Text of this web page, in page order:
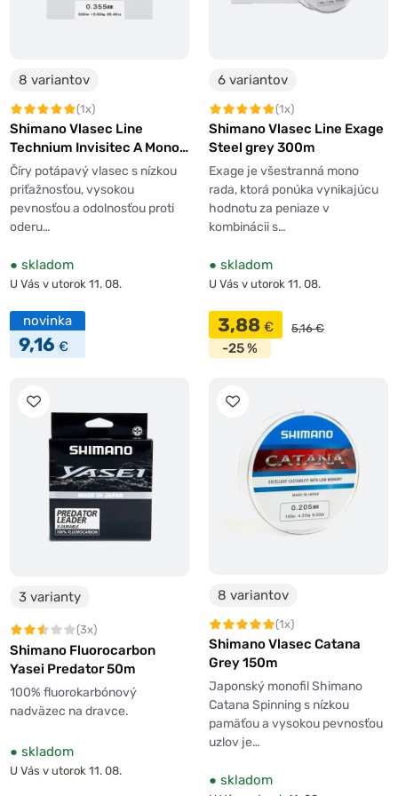
naozaj ďaleko, investujte do
so
8 variantov
(1x)
Shimano Vlasec Line
Technium Invisitec A Mono
Grey 300m
Číry potápavý vlasec s nízkou
priťažnosťou, vysokou
pevnosťou a odolnosťou proti
oderu…
● skladom
U Vás v utorok 11. 08.
novinka
9,16 €
6 variantov
(1x)
Shimano Vlasec Line Exage
Steel grey 300m
Exage je všestranná mono
rada, ktorá ponúka vynikajúcu
hodnotu za peniaze v
kombinácii s…
● skladom
U Vás v utorok 11. 08.
3,88 € 5,16 €
-25 %
3 varianty
(3x)
Shimano Fluorocarbon
Yasei Predator 50m
100% fluorokarbónový
nadväzec na dravce.
● skladom
U Vás v utorok 11. 08.
8 variantov
(1x)
Shimano Vlasec Catana
Grey 150m
Japonský monofil Shimano
Catana Spinning s nízkou
pamäťou a vysokou pevnosťou
uzlov je…
● skladom